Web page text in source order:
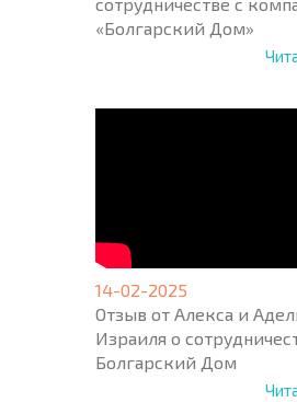
«Болгарский Дом»
14-02-2025
Отзыв от Алекса и
Израиля о
Болгарский Дом